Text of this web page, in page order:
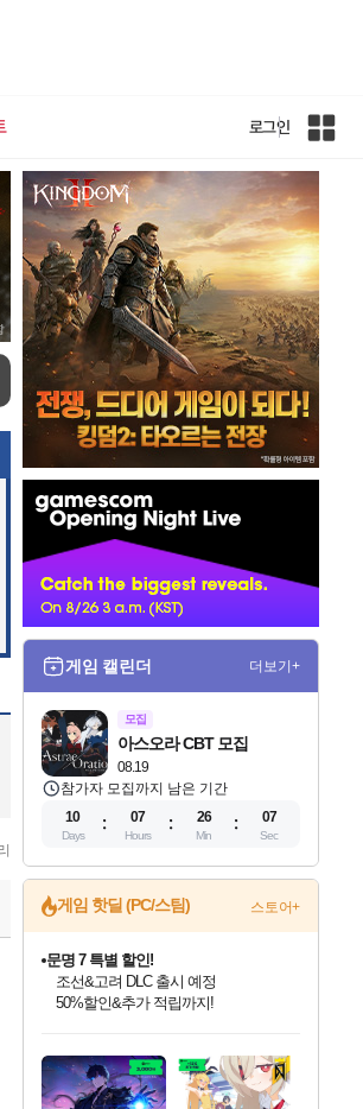
로그인
인
벤
게임 캘린더 더보기+
모집
08.19
아스오라 CBT 모집
참가자 모집까지 남은 기간
10
Days
07
Hours
26
Min
06
Sec
게임 핫딜 (PC/스팀) 스토어+
최대 90% 할인가를 만나보세요!
네이버혜택과 함께 만나보세요!
문명 7 특별 할인!
조선&고려 DLC 출시 예정
50%할인&추가 적립까지!
네이버 포인트 혜택까지!
이니&베니 혜택까지!
네이버 혜택가와 함께 예약하세요!
할인&네이버혜택으로 만나보세요!
네이버페이 혜택과 만나보세요!
40주년 프로모션으로 만나보세요!
할인가에 만나보세요!
일부 에디션 상시 할인!
혜택으로 예약 판매 중
편안하게 충전하세요